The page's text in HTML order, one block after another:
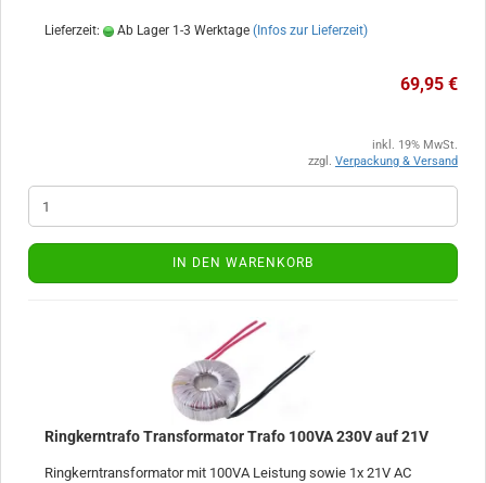
Lieferzeit: Ab Lager 1-3 Werktage (Infos zur Lieferzeit)
69,95 €
inkl. 19% MwSt.
zzgl. Verpackung & Versand
IN DEN WARENKORB
Ringkerntrafo Transformator Trafo 100VA 230V auf 21V
Ringkerntransformator mit 100VA Leistung sowie 1x 21V AC